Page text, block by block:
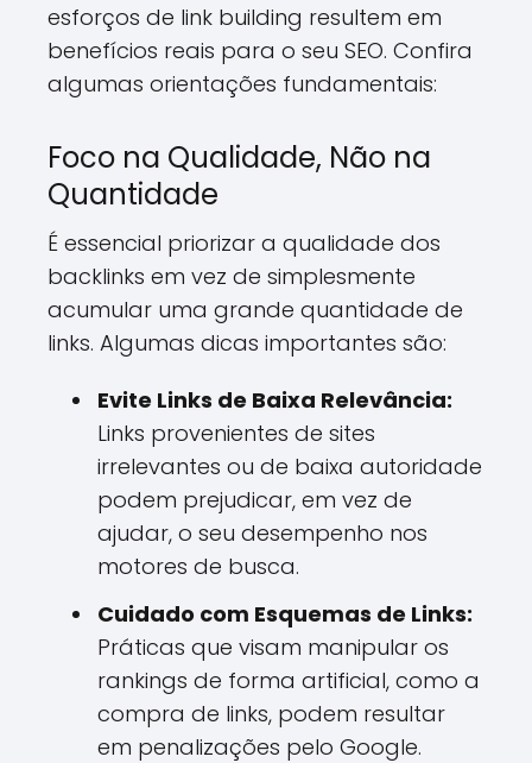
esforços de link building resultem em
benefícios reais para o seu SEO. Confira
algumas orientações fundamentais:
Foco na Qualidade, Não na
Quantidade
É essencial priorizar a qualidade dos
backlinks em vez de simplesmente
acumular uma grande quantidade de
links. Algumas dicas importantes são:
Evite Links de Baixa Relevância:
Links provenientes de sites
irrelevantes ou de baixa autoridade
podem prejudicar, em vez de
ajudar, o seu desempenho nos
motores de busca.
Cuidado com Esquemas de Links:
Práticas que visam manipular os
rankings de forma artificial, como a
compra de links, podem resultar
em penalizações pelo Google.